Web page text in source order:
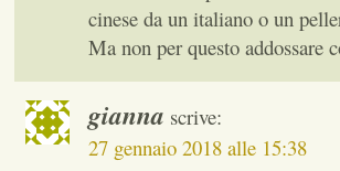
cinese da un italiano o un
Ma non per questo addossare
gianna scrive:
27 gennaio 2018 alle 15:38